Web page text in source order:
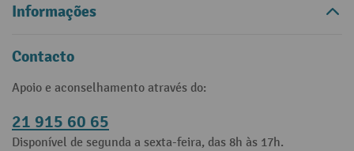
Informações
Contacto
Apoio e aconselhamento através do:
21 915 60 65
Disponível de segunda a sexta-feira, das 8h às 17h.